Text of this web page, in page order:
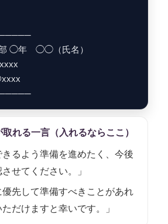
◯年 ◯◯（氏名）
取れる一言（入れるならここ）
きるよう準備を進めたく、今後
せてください。」
優先して準備すべきことがあれ
だけますと幸いです。」